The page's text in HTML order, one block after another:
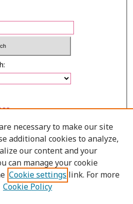
necessary to make our site
additional cookies to analyze,
our content and your
can manage your cookie
Cookie settings link. For more
Cookie Policy